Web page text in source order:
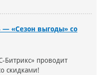
— «Сезон выгоды» со
Битрикс» проводит
скидками!